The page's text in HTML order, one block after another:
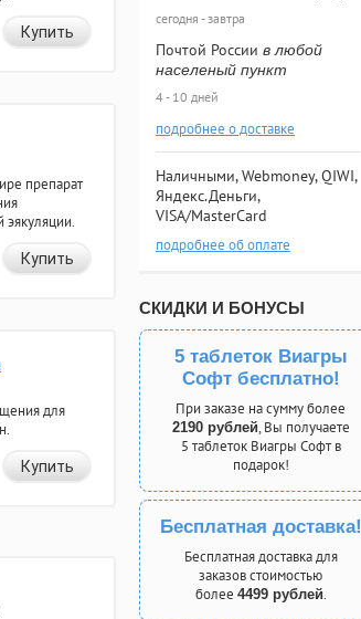
Купить
препарат
Купить
для
Купить
сегодня - завтра
Почтой России в любой
населеный пункт
4 - 10 дней
подробнее о доставке
Наличными, Webmoney, QIWI,
Яндекс.Деньги,
VISA/MasterCard
подробнее об оплате
СКИДКИ И БОНУСЫ
5 таблеток Виагры
Софт бесплатно!
При заказе на сумму более
2190 рублей, Вы получаете
5 таблеток Виагры Софт в
подарок!
Бесплатная доставка!
Бесплатная доставка для
заказов стоимостью
более 4499 рублей.